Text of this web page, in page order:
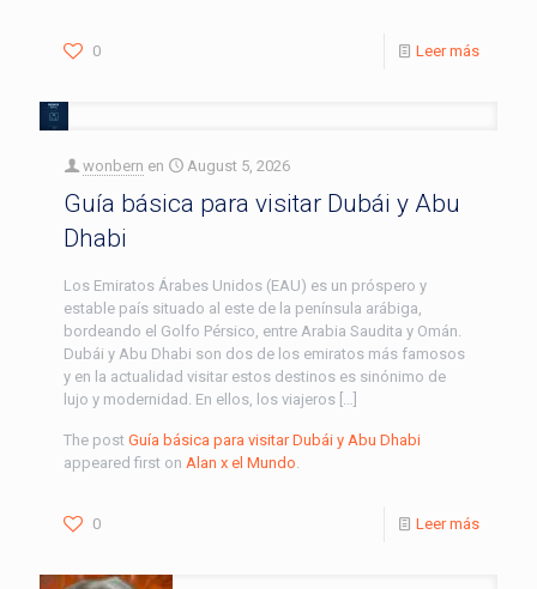
0 Leer más
wonbern en August 5, 2026
Guía básica para visitar Dubái y Abu
Dhabi
Los Emiratos Árabes Unidos (EAU) es un próspero y
estable país situado al este de la península arábiga,
bordeando el Golfo Pérsico, entre Arabia Saudita y Omán.
Dubái y Abu Dhabi son dos de los emiratos más famosos
y en la actualidad visitar estos destinos es sinónimo de
lujo y modernidad. En ellos, los viajeros […]
The post Guía básica para visitar Dubái y Abu Dhabi
appeared first on Alan x el Mundo
0 Leer más